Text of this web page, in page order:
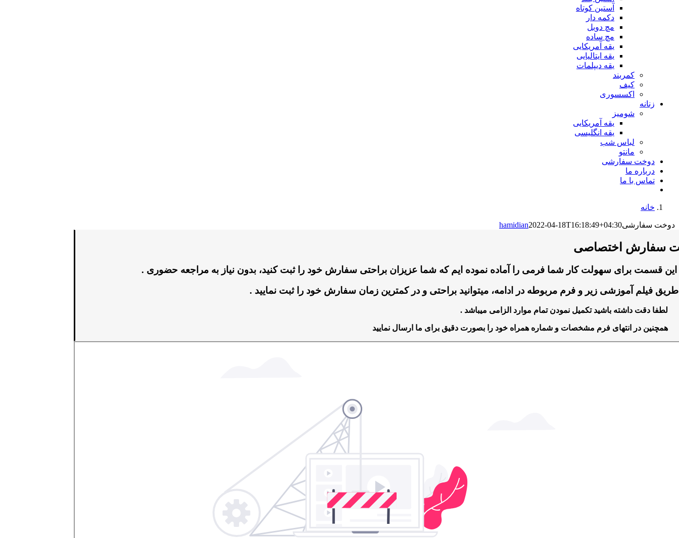
آستین کوتاه
دکمه دار
مچ دوبل
مچ ساده
یقه آمریکایی
یقه ایتالیایی
یقه دیپلمات
کمربند
کیف
اکسسوری
زنانه
شومیز
یقه آمریکایی
یقه انگلیسی
لباس شب
مانتو
دوخت سفارشی
درباره ما
تماس با ما
خانه
دوخت سفارشی hamidian2022-04-18T16:18:49+04:30
سفارش اختصاصی
این قسمت برای سهولت کار شما فرمی را آماده نموده ایم که شما عزیزان براحتی سفارش خود را ثبت کنید، بدون نیاز به مراجعه حضوری .
طریق فیلم آموزشی زیر و فرم مربوطه در ادامه، میتوانید براحتی و در کمترین زمان سفارش خود را ثبت نمایید .
لطفا دقت داشته باشید تکمیل نمودن تمام موارد الزامی میباشد .
همچنین در انتهای فرم مشخصات و شماره همراه خود را بصورت دقیق برای ما ارسال نمایید